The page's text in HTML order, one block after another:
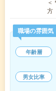
方
職場の雰囲気
年齢層
男女比率